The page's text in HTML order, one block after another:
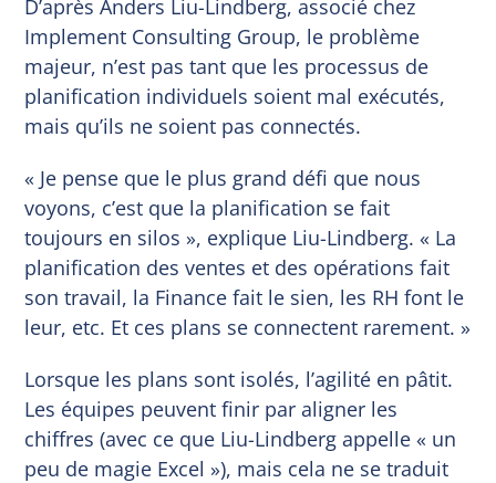
D’après Anders Liu-Lindberg, associé chez
Implement Consulting Group, le problème
majeur, n’est pas tant que les processus de
planification individuels soient mal exécutés,
mais qu’ils ne soient pas connectés.
« Je pense que le plus grand défi que nous
voyons, c’est que la planification se fait
toujours en silos », explique Liu-Lindberg. « La
planification des ventes et des opérations fait
son travail, la Finance fait le sien, les RH font le
leur, etc. Et ces plans se connectent rarement. »
Lorsque les plans sont isolés, l’agilité en pâtit.
Les équipes peuvent finir par aligner les
chiffres (avec ce que Liu-Lindberg appelle « un
peu de magie Excel »), mais cela ne se traduit